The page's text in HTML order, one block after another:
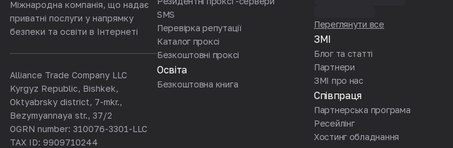
Міжнародна компанія, що надає
приватні послуги у напрямку
безпеки та освіти в Інтернеті
Alliance Trade Company LLC
Kyrgyz Republic, Bishkek,
Oktyabrsky district, 7-mkr.,
Bezymyannaya str., 37/2
OGRN number: 310076-3301-LLC
TAX ID: 9909710244
SMS
Перевірка репутації
Каталог проксі
Безкоштовні проксі
Освіта
Безкоштовна книга
Переглянути все
ЗМІ
Блог та статті
Партнери
ЗМІ про нас
Співпраця
Партнерська програма
Ресейлінг
Хостинг обладнання